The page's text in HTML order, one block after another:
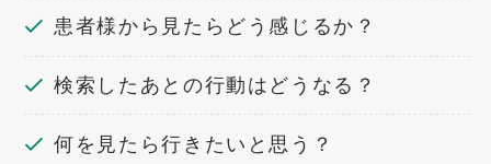
患者様から見たらどう感じるか？
検索したあとの行動はどうなる？
何を見たら行きたいと思う？